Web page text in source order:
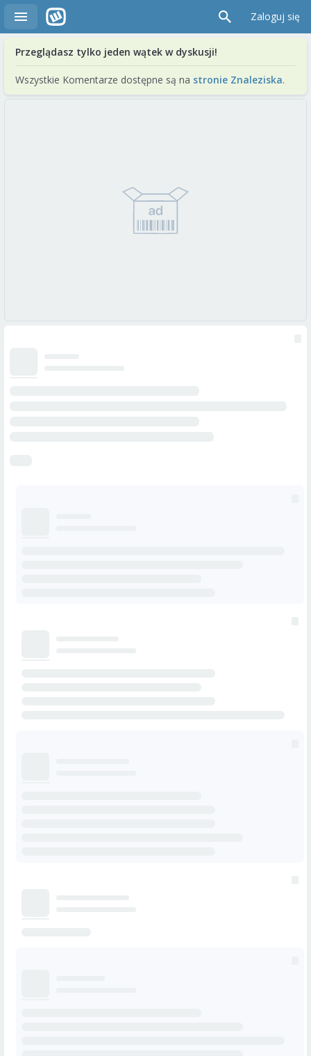
Zaloguj się
Przeglądasz tylko jeden wątek w dyskusji!
Wszystkie Komentarze dostępne są na stronie Znaleziska.